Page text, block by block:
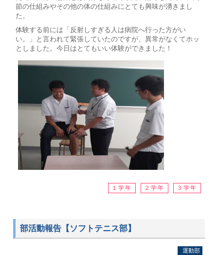
節の仕組みやその他の体の仕組みにとても興味が湧きまし
た。
体験する前には「反射しすぎる人は病院へ行った方がい
い。」と言われて緊張していたのですが、異常がなくてホッ
としました。今日はとてもいい体験ができました！
１学年 ２学年 ３学年
部活動報告【ソフトテニス部】
運動部